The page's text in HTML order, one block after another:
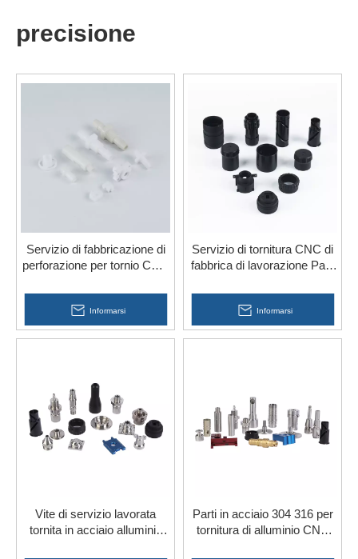
precisione
Servizio di fabbricazione di
perforazione per tornio CNC
acrilico ABS
Informarsi
Servizio di tornitura CNC di
fabbrica di lavorazione Parti
accessori per auto
Informarsi
Vite di servizio lavorata
tornita in acciaio alluminio
Parti in acciaio 304 316 per
tornitura di alluminio CNC